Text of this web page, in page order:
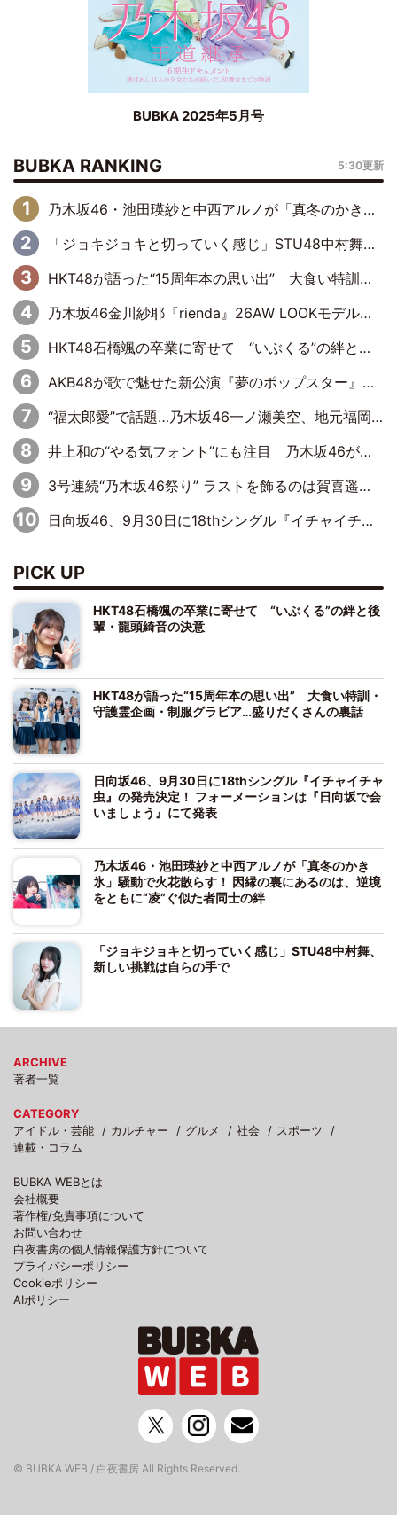
BUBKA 2025年5月号
BUBKA RANKING 5:30更新
乃木坂46・池田瑛紗と中西アルノが「真冬のかき氷」騒動で火花散らす！ 因縁の裏にあるのは、逆境をともに“凌”ぐ似た者同士の絆
「ジョキジョキと切っていく感じ」STU48中村舞、新しい挑戦は自らの手で
HKT48が語った“15周年本の思い出” 大食い特訓・守護霊企画・制服グラビア…盛りだくさんの裏話
乃木坂46金川紗耶『rienda』26AW LOOKモデルに就任
HKT48石橋颯の卒業に寄せて “いぶくる”の絆と後輩・龍頭綺音の決意
AKB48が歌で魅せた新公演『夢のポップスター』 初日から全身全霊のステージ
“福太郎愛”で話題…乃木坂46一ノ瀬美空、地元福岡『めんべい25周年トップサポーター』に就任
井上和の“やる気フォント”にも注目 乃木坂46が挑んだ書道パフォーマンスの舞台裏
3号連続“乃木坂46祭り” ラストを飾るのは賀喜遥香…5年ぶりの登場に「5年分大人になった私を見ていただけたら」
日向坂46、9月30日に18thシングル『イチャイチャ虫』の発売決定！ フォーメーションは『日向坂で会いましょう』にて発表
PICK UP
HKT48石橋颯の卒業に寄せて “いぶくる”の絆と後
輩・龍頭綺音の決意
HKT48が語った“15周年本の思い出” 大食い特訓・
守護霊企画・制服グラビア…盛りだくさんの裏話
日向坂46、9月30日に18thシングル『イチャイチャ
虫』の発売決定！ フォーメーションは『日向坂で会
いましょう』にて発表
乃木坂46・池田瑛紗と中西アルノが「真冬のかき
氷」騒動で火花散らす！ 因縁の裏にあるのは、逆境
をともに“凌”ぐ似た者同士の絆
「ジョキジョキと切っていく感じ」STU48中村舞、
新しい挑戦は自らの手で
ARCHIVE
著者一覧
CATEGORY
アイドル・芸能
カルチャー グルメ 社会
スポーツ
連載・コラム
BUBKA WEBとは
会社概要
著作権/免責事項について
お問い合わせ
白夜書房の個人情報保護方針について
プライバシーポリシー
Cookieポリシー
AIポリシー
© BUBKA WEB / 白夜書房 All Rights Reserved.